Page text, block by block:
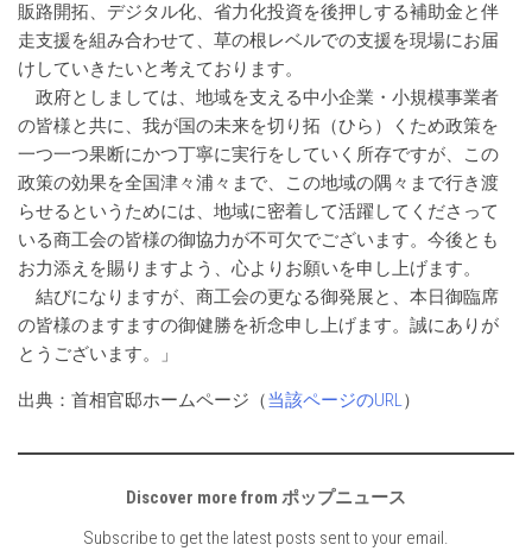
販路開拓、デジタル化、省力化投資を後押しする補助金と伴
走支援を組み合わせて、草の根レベルでの支援を現場にお届
けしていきたいと考えております。
政府としましては、地域を支える中小企業・小規模事業者
の皆様と共に、我が国の未来を切り拓（ひら）くため政策を
一つ一つ果断にかつ丁寧に実行をしていく所存ですが、この
政策の効果を全国津々浦々まで、この地域の隅々まで行き渡
らせるというためには、地域に密着して活躍してくださって
いる商工会の皆様の御協力が不可欠でございます。今後とも
お力添えを賜りますよう、心よりお願いを申し上げます。
結びになりますが、商工会の更なる御発展と、本日御臨席
の皆様のますますの御健勝を祈念申し上げます。誠にありが
とうございます。」
出典：首相官邸ホームページ（当該ページのURL）
Discover more from ポップニュース
Subscribe to get the latest posts sent to your email.